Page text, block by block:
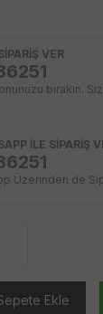
VER
bırakın.
İLE SİPARİŞ
Üzerinden de
Ekle